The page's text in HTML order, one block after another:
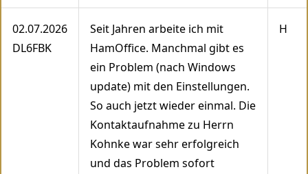
02.07.2026
DL6FBK
Seit Jahren arbeite ich mit
HamOffice. Manchmal gibt es
ein Problem (nach Windows
update) mit den Einstellungen.
So auch jetzt wieder einmal. Die
Kontaktaufnahme zu Herrn
Kohnke war sehr erfolgreich
und das Problem sofort
H